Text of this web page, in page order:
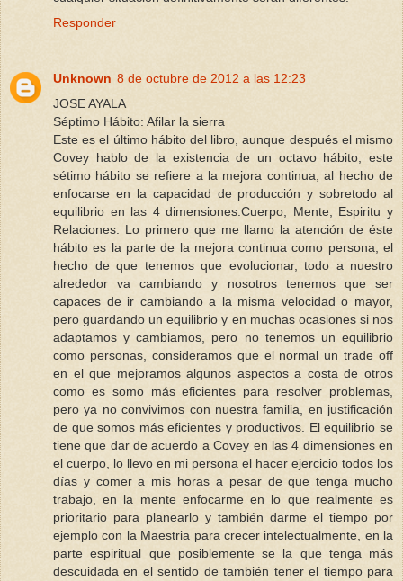
Responder
Unknown 8 de octubre de 2012 a las 12:23
JOSE AYALA
Séptimo Hábito: Afilar la sierra
Este es el último hábito del libro, aunque después el mismo
Covey hablo de la existencia de un octavo hábito; este
sétimo hábito se refiere a la mejora continua, al hecho de
enfocarse en la capacidad de producción y sobretodo al
equilibrio en las 4 dimensiones:Cuerpo, Mente, Espiritu y
Relaciones. Lo primero que me llamo la atención de éste
hábito es la parte de la mejora continua como persona, el
hecho de que tenemos que evolucionar, todo a nuestro
alrededor va cambiando y nosotros tenemos que ser
capaces de ir cambiando a la misma velocidad o mayor,
pero guardando un equilibrio y en muchas ocasiones si nos
adaptamos y cambiamos, pero no tenemos un equilibrio
como personas, consideramos que el normal un trade off
en el que mejoramos algunos aspectos a costa de otros
como es somo más eficientes para resolver problemas,
pero ya no convivimos con nuestra familia, en justificación
de que somos más eficientes y productivos. El equilibrio se
tiene que dar de acuerdo a Covey en las 4 dimensiones en
el cuerpo, lo llevo en mi persona el hacer ejercicio todos los
días y comer a mis horas a pesar de que tenga mucho
trabajo, en la mente enfocarme en lo que realmente es
prioritario para planearlo y también darme el tiempo por
ejemplo con la Maestria para crecer intelectualmente, en la
parte espiritual que posiblemente se la que tenga más
descuidada en el sentido de también tener el tiempo para